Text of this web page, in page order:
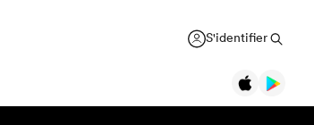
S'identifier